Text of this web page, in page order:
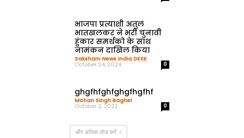
भाजपा प्रत्याशी अतुल
भातखलकर ने भरी चुनावी
हुंकार समर्थको के साथ
नामंकन दाखिल किया
Saksham News India DESK -
October 24, 2024 0
ghgfhfghfghgfhgfhf
Mohan Singh Baghel -
October 2, 2022 0
और अधिक लोड करें